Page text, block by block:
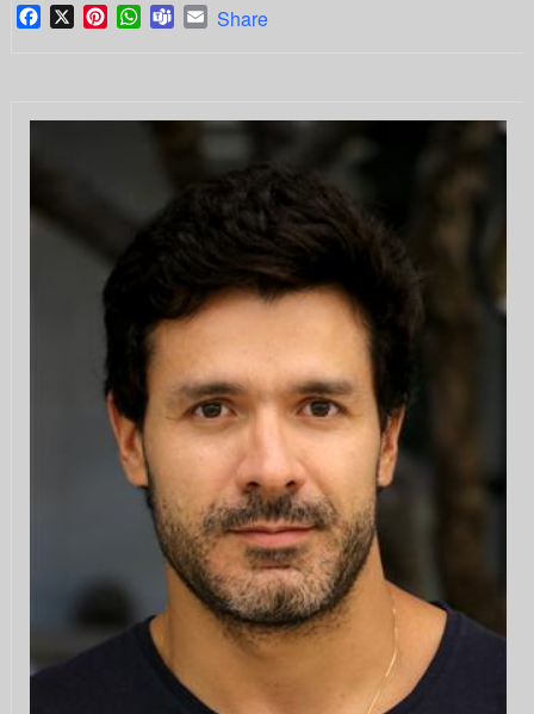
Facebook
X PinterestWhatsApp
TeamsEmail
Share